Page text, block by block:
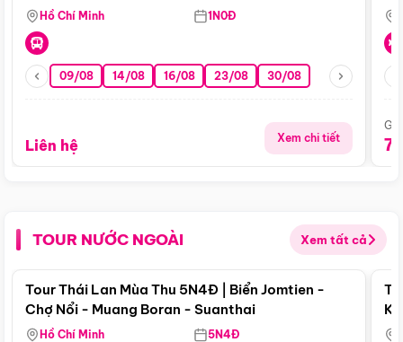
Hồ Chí Minh 1N0Đ
09/08 14/08 16/08 23/08 30/08
Liên hệ Xem chi tiết
TOUR NƯỚC NGOÀI Xem tất cả
Điểm nổi bật
Tour Thái Lan Mùa Thu 5N4Đ | Biển Jomtien -
Chợ Nổi - Muang Boran - Suanthai
Hồ Chí Minh 5N4Đ